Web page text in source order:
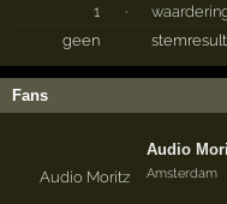
1
·
geen
Fans
Audio
Amsterdam